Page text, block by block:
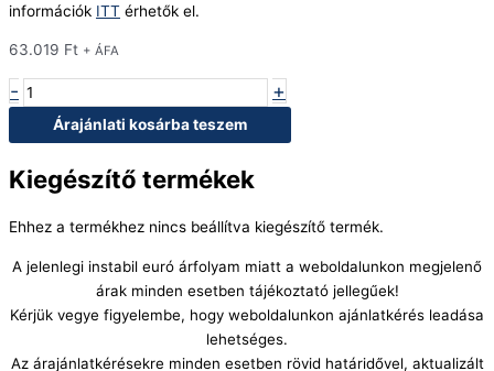
információk ITT érhetők el.
63.019 Ft + ÁFA
- +
Árajánlati kosárba teszem
Kiegészítő termékek
Ehhez a termékhez nincs beállítva kiegészítő termék.
A jelenlegi instabil euró árfolyam miatt a weboldalunkon megjelenő
árak minden esetben tájékoztató jellegűek!
Kérjük vegye figyelembe, hogy weboldalunkon ajánlatkérés leadása
lehetséges.
Az árajánlatkérésekre minden esetben rövid határidővel, aktualizált